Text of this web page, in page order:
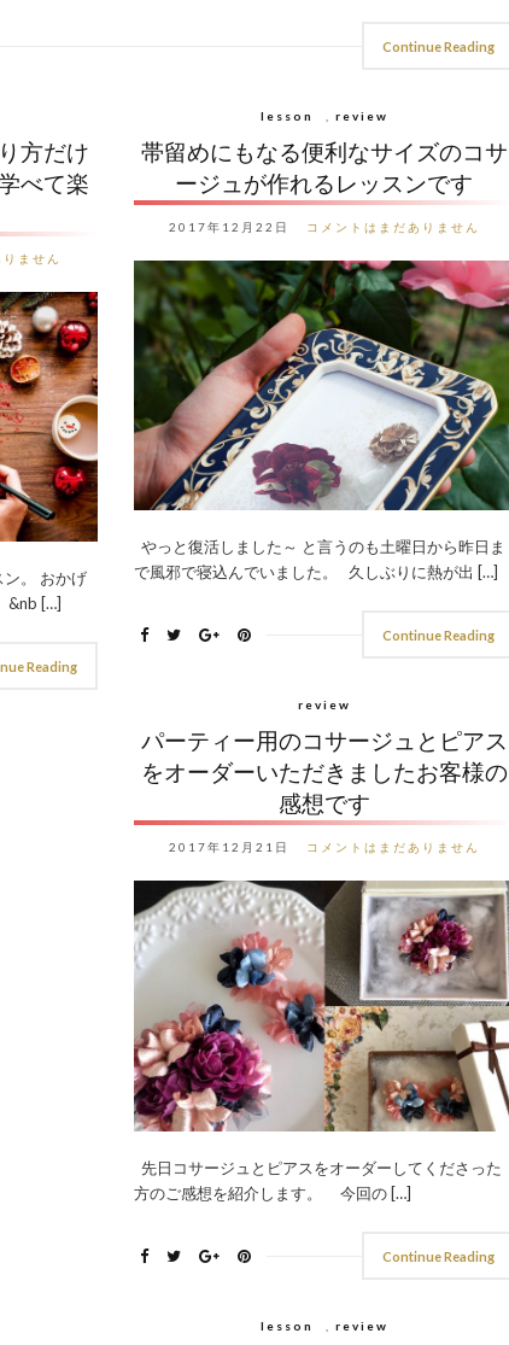
Continue Reading
方だけ
べて楽
ません
。 おかげ
&nb […]
Reading
lesson review
帯留めにもなる便利なサイズのコサ
ージュが作れるレッスンです
2017年12月22日 コメントはまだありません
やっと復活しました～ と言うのも土曜日から昨日ま
で風邪で寝込んでいました。 久しぶりに熱が出 […]
Continue Reading
review
パーティー用のコサージュとピアス
をオーダーいただきましたお客様の
感想です
2017年12月21日 コメントはまだありません
先日コサージュとピアスをオーダーしてくださった
方のご感想を紹介します。 今回の […]
Continue Reading
lesson review